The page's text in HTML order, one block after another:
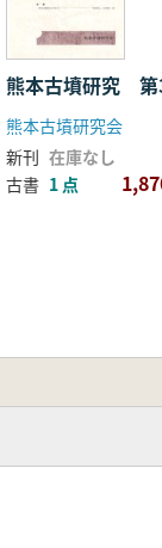
熊本古墳研究 第
熊本古墳研究会
新刊 在庫なし
古書 1 点